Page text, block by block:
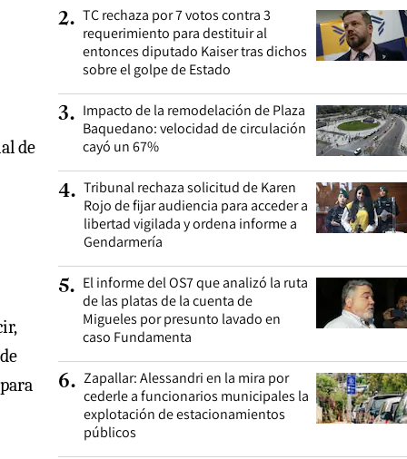
de
2. TC rechaza por 7 votos contra 3
requerimiento para destituir al
entonces diputado Kaiser tras dichos
sobre el golpe de Estado
3. Impacto de la remodelación de Plaza
Baquedano: velocidad de circulación
cayó un 67%
4. Tribunal rechaza solicitud de Karen
Rojo de fijar audiencia para acceder a
libertad vigilada y ordena informe a
Gendarmería
5. El informe del OS7 que analizó la ruta
de las platas de la cuenta de
Migueles por presunto lavado en
caso Fundamenta
6. Zapallar: Alessandri en la mira por
cederle a funcionarios municipales la
explotación de estacionamientos
públicos